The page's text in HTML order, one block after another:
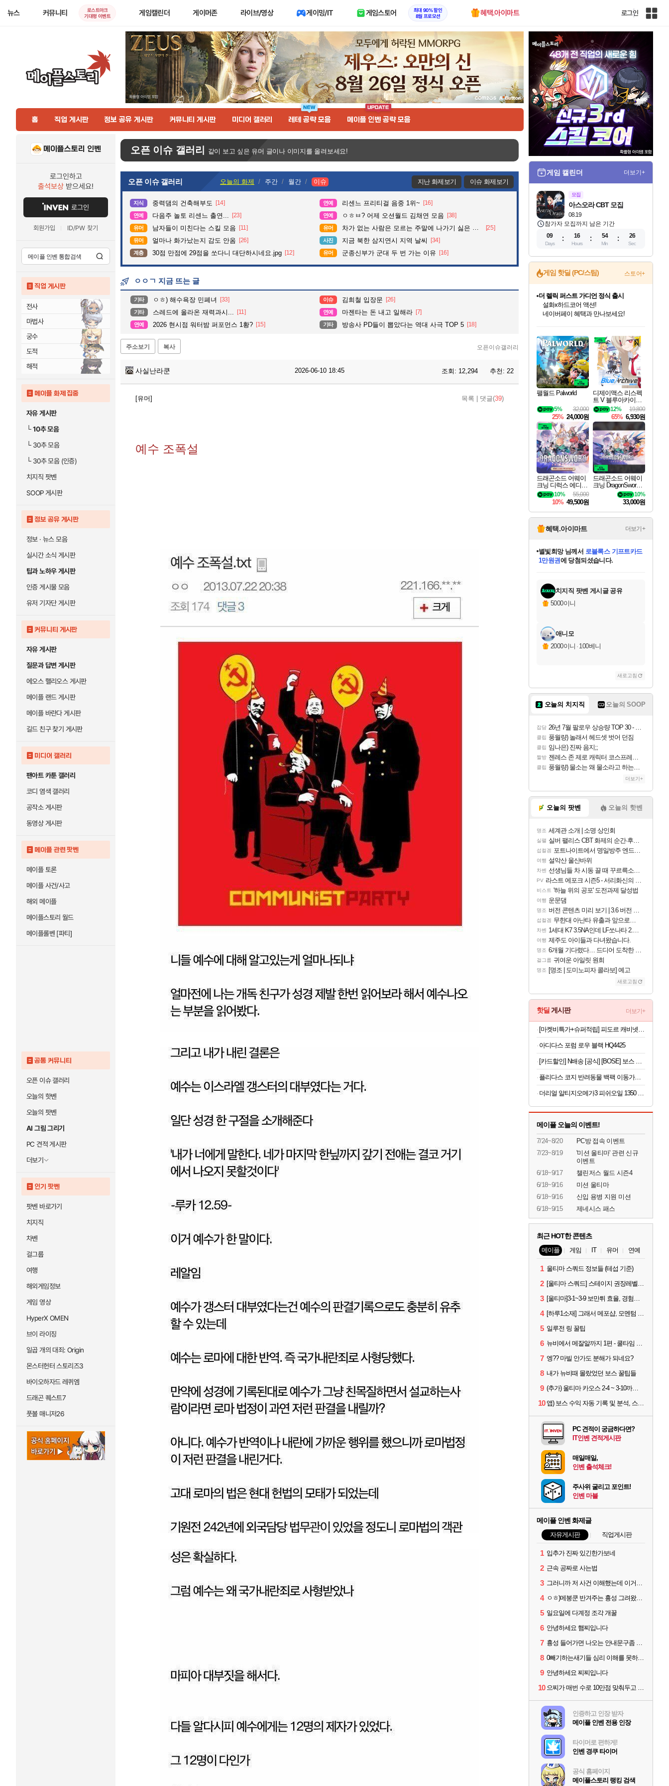
뉴스 커뮤니티
로스트아크
기대평 이벤트
게임캘린더 게이머존 라이브/영상 게이밍/IT 게임스토어
최대 90% 할인
8월 프로모션
혜택.아이마트 로그인
인
홈 직업 게시판 정보 공유 게시판 커뮤니티 게시판 미디어 갤러리 레테 공략 모음 메이플 인벤 공략 모음
메이플스토리 인벤
로그인하고
출석보상 받으세요!
로그인
회원가입 ID/PW 찾기
직업 게시판
전사
마법사
궁수
도적
해적
메이플 화제 집중
자유 게시판
└10추 모음
└30추 모음
└30추 모음 (인증)
치지직 팟벤
SOOP 게시판
정보 공유 게시판
정보 · 뉴스 모음
실시간 소식 게시판
팁과 노하우 게시판
인증 게시물 모음
유저 기자단 게시판
커뮤니티 게시판
자유 게시판
질문과 답변 게시판
에오스 핼리오스 게시판
메이플 랜드 게시판
메이플 바란다 게시판
길드 친구 찾기 게시판
미디어 갤러리
팬아트 카툰 갤러리
코디 염색 갤러리
공작소 게시판
동영상 게시판
메이플 관련 팟벤
메이플 토론
메이플 사건/사고
해외 메이플
메이플스토리 월드
메이플롤벤 [파티]
공통 커뮤니티
오픈 이슈 갤러리
오늘의 핫벤
오늘의 팟벤
AI 그림 그리기
PC 견적 게시판
더보기
인기 팟벤
팟벤 바로가기
치지직
차벤
걸그룹
여행
해외게임정보
게임 영상
HyperX OMEN
브이 라이징
일곱 개의 대죄: Origin
몬스터헌터 스토리즈3
바이오하자드 레퀴엠
드래곤 퀘스트7
풋볼 매니저26
오픈 이슈 갤러리 같이 보고 싶은 유머 글이나 이미지를 올려보세요!
오픈 이슈 갤러리 오늘의 화제 주간 월간 이슈 지난 화제보기 이슈 화제보기
지식 중력댐의 건축해부도 [14] 연예 리센느 프리티걸 음중 1위~ [16]
연예 다음주 놀토 리센느 출연... [23] 연예 ㅇㅎㅂ? 어제 오션월드 김채연 모음 [38]
유머 남자들이 미친다는 스킬 모음 [11] 유머 차가 없는 사람은 모르는 주말에 나가기 싫은 이유 [25]
유머 얼마나 화가났는지 감도 안옴 [26] 사진 지금 북한 삼지연시 지역 날씨 [34]
계층 30점 만점에 29점을 쏘다니 대단하시네요.jpg [12] 유머 군종신부가 군대 두 번 가는 이유 [16]
ㅇㅇㄱ 지금 뜨는 글
기타 ㅇㅎ) 해수욕장 민폐녀 [33] 이슈 김희철 입장문 [26]
기타 스레드에 올라온 재력과시... [11] 연예 마젠타는 돈 내고 일해라 [7]
연예 2026 현시점 워터밤 퍼포먼스 1황? [15] 기타 방송사 PD들이 뽑았다는 역대 사극 TOP 5 [18]
주소보기 복사 오픈이슈갤러리
사실난라쿤 2026-06-10 18:45 조회: 12,294 추천: 22
[유머] 목록 댓글(39)
예수 조폭설
게임 캘린더 더보기+
모집
08.19
아스오라 CBT 모집
참가자 모집까지 남은 기간
09
Days
16
Hours
54
Min
25
Sec
게임 핫딜 (PC/스팀) 스토어+
최대 90% 할인가를 만나보세요!
네이버혜택과 함께 만나보세요!
50%할인&추가 적립까지!
네이버 포인트 혜택까지!
이니&베니 혜택까지!
네이버 혜택가와 함께 예약하세요!
할인&네이버혜택으로 만나보세요!
더 렐릭 퍼스트 가디언 정식 출시
설화x하드코어 액션!
네이버페이 혜택과 만나보세요!
40주년 프로모션으로 만나보세요!
할인가에 만나보세요!
일부 에디션 상시 할인!
혜택으로 예약 판매 중
편안하게 충전하세요
팰월드 Palworld
32,000
5%
25% 24,000원
디제이맥스 리스펙
트 V 블루아카이브
팩 DJMAX RESPE
CT V Blue Archive P
ack DLC
19,800
12%
65% 6,930원
드래곤소드 어웨이
크닝 디럭스 에디션
DragonSword Awake
ning Deluxe Edition
55,000
10%
10% 49,500원
드래곤소드 어웨이
크닝 DragonSword A
10%
33,000원
혜택.아이마트 더보기+
교환.
당첨되셨습니다.
당첨되셨습니다.
당첨되셨습니다.
별빛희망님께서 로블록스 기프트카드
1만원권에 당첨되셨습니다.
당첨되셨습니다.
당첨되셨습니다.
당첨되셨습니다.
당첨되셨습니다.
에디션 (스팀코드)를 교환.
당첨되셨습니다.
치지직 팟벤 게시글 공유
5000이니
애니모
2000이니 · 100베니
새로고침
오늘의 치지직 오늘의 SOOP
잡담 26년 7월 팔로우 상승량 TOP 30 - 월간 치지직
클립 풍월량) 놀래서 헤드셋 벗어 던짐
클립 임나은) 진짜 음지;;
짤방 젠레스 존 제로 캐릭터 코스프레한 꽁주
클립 풍월량) 물소는 왜 물소라고 하는거야? 아! 그만 ㅋㅋ 알았어 ㅋㅋ
더보기+
오늘의 팟벤 오늘의 핫벤
명조 세계관 소개 | 소명 상인회
실팰 실버 팰리스 CBT 화제의 순간·후기 모음
섭컬겜 포트나이트에서 명일방주 엔드필드 [펠리카] 판매 예정
여행 설악산 울산바위
차벤 선생님들 차 시동 끌 때 꾸르륵소리나는데
PV 라스트 에포크 시즌5 - 서리화신의 분노 티저
비스트 '하늘 위의 공포' 도전과제 달성법
여행 운문댐
명조 버전 콘텐츠 미리 보기 | 3.6 버전 「신기루 속 등불 그림자, 속세에 깃든 검의 결심」이 8월 20일에 업데이트됩니다!
섭컬겜 무한대 아난타 유출과 앞으로의 예상 (루머)
차벤 1세대 K7 3.5NA인데 LF쏘나타 2.0NA 기변하면 유류비 절약이 얼마나 될까요..?
여행 제주도 아이들과 다녀왔습니다.
명조 6개월 기다렸다… 드디어 도착한 치사 메신저백! 실물 후기
걸그룹 귀여운 아일릿 원희
명조 [명조 | 도미노피자 콜라보] 예고
새로고침
핫딜 게시판 더보기+
아디다스 포럼 로우 블랙 HQ4425
플리다스 코지 반려동물 백팩 이동가방, 반려견 반려묘, 카키, S, 1개
더리얼 알티지오메가3 피쉬오일 1350 6개월 x 2개 (총 1년분)
메이플 오늘의 이벤트!
7/24~8/20
PC방 접속 이벤트
7/23~8/19
'미션 울티마' 관련 신규
이벤트
6/18~9/17
챌린저스 월드 시즌4
6/18~9/16
미션 울티마
6/18~9/16
신입 용병 지원 미션
6/18~9/15
제네시스 패스
최근 HOT한 콘텐츠
메이플 게임 IT 유머 연예
1 울티마 스쿼드 정보들 (테섭 기준)
2 [울티마 스쿼드] 스테이지 권장레벨, 잠재옵션표, 스킬퍼뎀, 장비 리스트 및 능력치 공유
3 [울티마]3-1~3-9 보만튀 효율, 경험치 공략 및 소소한 컨트롤 팁
4 [하루1소재] 그래서 메포샵, 모멘텀 효율 얼마나 좋음?
5 일루전 링 꿀팁
6 뉴비에서 메잘알까지 1편 - 쿨타임 시스템
7 엥?? 마빌 안가도 분해가 되네요?
8 내가 뉴비때 몰랐었던 보스 꿀팁들
9 (추가) 울티마 카오스 2-4 ~ 3-10까지 공략 스펙 및 팁 공유
10 앱) 보스 수익 자동 기록 및 분석, 스케줄러 알림
PC 견적이 궁금하다면?
IT인벤 견적게시판
매일매일,
인벤 출석체크!
주사위 굴리고 포인트!
인벤 마블
메이플 인벤 화제글
자유게시판 직업게시판
1 입추가 진짜 있긴한가보네
2 근속 공짜로 사는법
3 그러니까 저 사건 이해했는데 이거지?
4 ㅇㅎ)메붕쿤 반겨주는 흉성 그려왔어요
5 일요일에 다계정 조각 개꿀
6 안녕하세요 햄찌입니다
7 흉성 들어가면 나오는 안내문구좀 없애라
8 0빼기하는새기들 심리 이해를 못하겠네
9 안녕하세요 찌찌입니다
10 으찌가 매번 수로 10만점 맞춰두고 1분 이상 손놓고 기다렸을거 생각하니 대단함
인증하고 인장 받자
메이플 인벤 전용 인장
타이머로 편하게!
인벤 경쿠 타이머
공식 홈페이지
메이플스토리 랭킹 검색